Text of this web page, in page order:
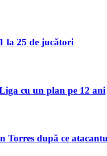
la 25 de jucători
cu un plan pe 12 ani
Torres după ce